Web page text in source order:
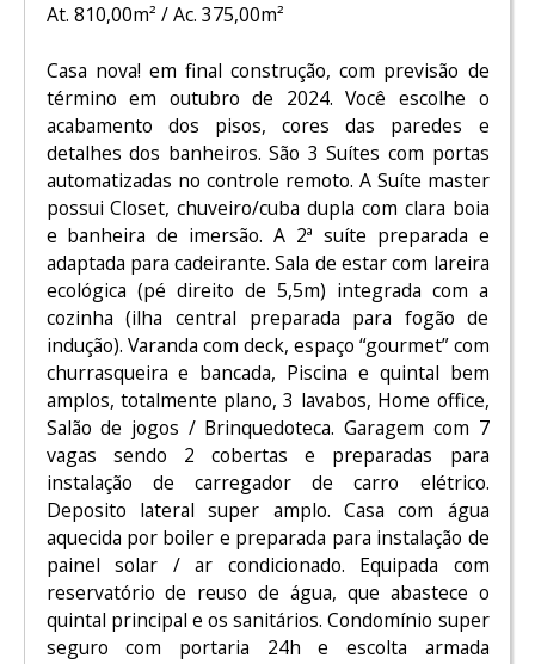
At. 810,00m² / Ac. 375,00m²
Casa nova! em final construção, com previsão de
término em outubro de 2024. Você escolhe o
acabamento dos pisos, cores das paredes e
detalhes dos banheiros. São 3 Suítes com portas
automatizadas no controle remoto. A Suíte master
possui Closet, chuveiro/cuba dupla com clara boia
e banheira de imersão. A 2ª suíte preparada e
adaptada para cadeirante. Sala de estar com lareira
ecológica (pé direito de 5,5m) integrada com a
cozinha (ilha central preparada para fogão de
indução). Varanda com deck, espaço “gourmet” com
churrasqueira e bancada, Piscina e quintal bem
amplos, totalmente plano, 3 lavabos, Home office,
Salão de jogos / Brinquedoteca. Garagem com 7
vagas sendo 2 cobertas e preparadas para
instalação de carregador de carro elétrico.
Deposito lateral super amplo. Casa com água
aquecida por boiler e preparada para instalação de
painel solar / ar condicionado. Equipada com
reservatório de reuso de água, que abastece o
quintal principal e os sanitários. Condomínio super
seguro com portaria 24h e escolta armada